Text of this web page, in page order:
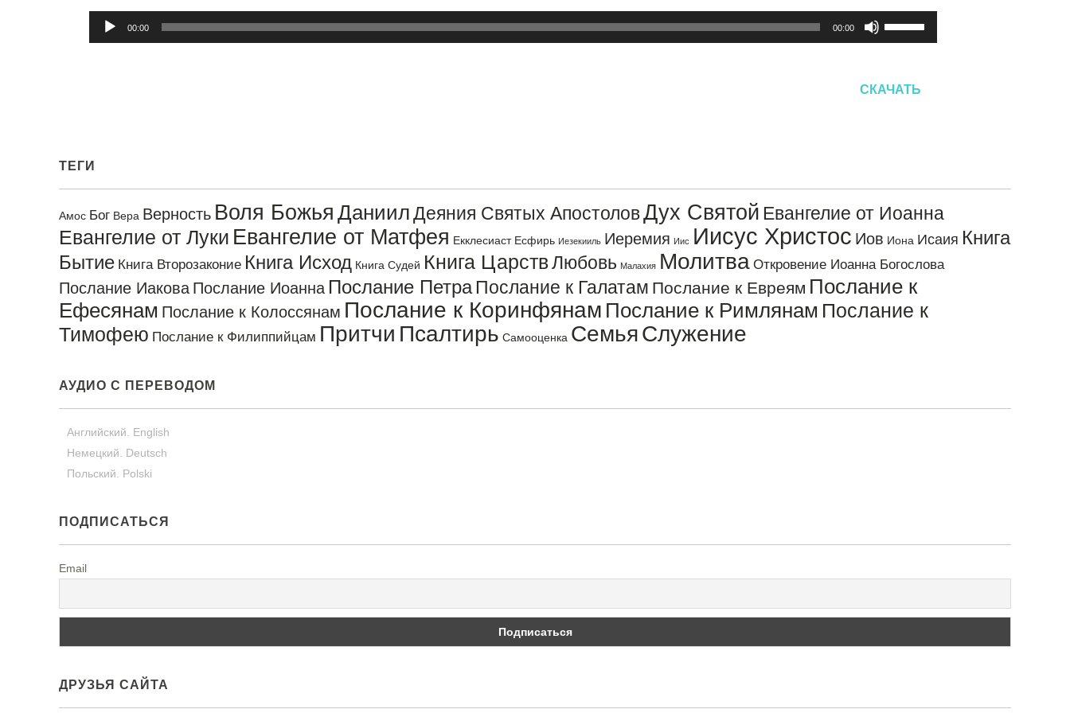
Аудиоплеер
00:00 00:00
клавиши
вниз,
громкость.
СКАЧАТЬ
ТЕГИ
Амос Бог Вера Верность Воля Божья ДаниилДеяния Святых АпостоловДух Святой Евангелие от Иоанна
Евангелие от Луки Евангелие от Матфея Екклесиаст Есфирь Иезекииль Иеремия Иис Иисус Христос Иов Иона Исаия Книга
Бытие Книга Второзаконие Книга Исход Книга Судей Книга ЦарствЛюбовь Малахия Молитва Откровение Иоанна Богослова
Послание Иакова Послание Иоанна Послание ПетраПослание к Галатам Послание к Евреям Послание к
Ефесянам Послание к Колоссянам Послание к Коринфянам Послание к Римлянам Послание к
Тимофею Послание к Филиппийцам Притчи Псалтирь Самооценка СемьяСлужение
АУДИО С ПЕРЕВОДОМ
Английский. English
Немецкий. Deutsch
Польский. Polski
ПОДПИСАТЬСЯ
Email
ДРУЗЬЯ САЙТА